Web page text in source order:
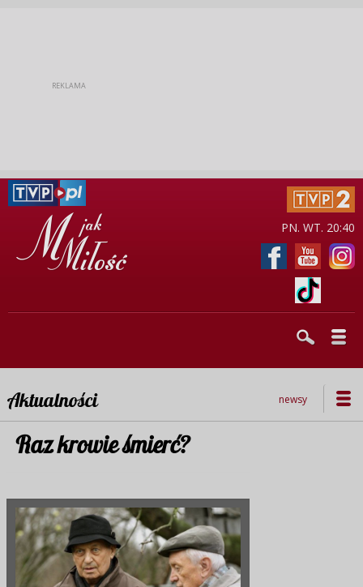
PN. WT. 20:40
Aktualności newsy
Raz krowie śmierć?